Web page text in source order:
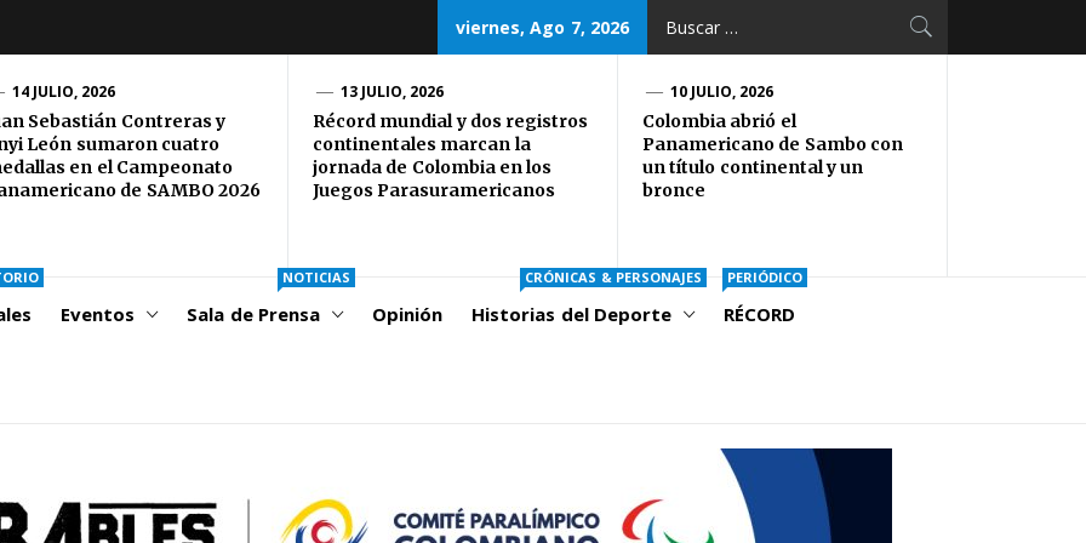
viernes, Ago 7, 2026
14 JULIO, 2026
Sebastián Contreras y
León sumaron cuatro
en el Campeonato
de SAMBO 2026
13 JULIO, 2026
Récord mundial y dos registros
continentales marcan la
jornada de Colombia en los
Juegos Parasuramericanos
10 JULIO, 2026
Colombia abrió el
Panamericano de Sambo con
un título continental y un
bronce
Eventos Sala de Prensa
NOTICIAS
Opinión Historias del Deporte
CRÓNICAS & PERSONAJES
RÉCORD
PERIÓDICO